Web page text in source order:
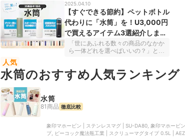
2025.04.10
【すぐできる節約】ペットボトル
代わりに「水筒」を！U3,000円
で買えるアイテム3選紹介します
【35商品比較】
「世にあふれる数々の商品のなかか
ら一体どれを選べばいいの？」とい
イベスト』。のべ3万2000点もの商
品を使い比べたなかから、テーマ別
生活」をテーマに、水筒35商品の比
較検証で上位になった商品をピック
たお茶が飲みたい、あったかい紅茶
を飲みたい、炭酸を飲みたい、そん
人気
水筒のおすすめ人気ランキング
水筒
81商品 徹底比較
象印マホービン | ステンレスマグ | SU-DA80, 象印マホービン | ステンレスマグ | SU-AA48, 良品計画
プ, ピーコック魔法瓶工業 | スクリューマグタイプ 0.5L |